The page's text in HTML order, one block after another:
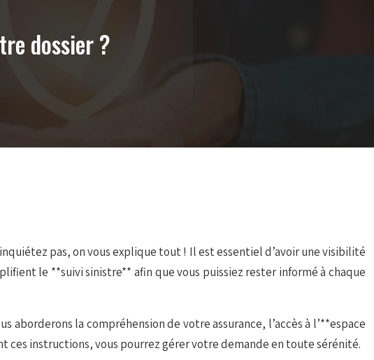
dossier ?
pas, on vous explique tout ! Il est essentiel d’avoir une visibilité
le **suivi sinistre** afin que vous puissiez rester informé à chaque
aborderons la compréhension de votre assurance, l’accès à l’**espace
ces instructions, vous pourrez gérer votre demande en toute sérénité.